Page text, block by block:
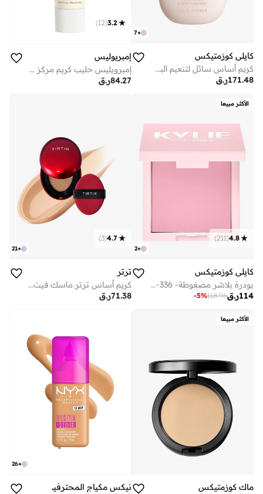
+
7
كايلي كوزمتيكس
كريم أساس سائل لتنعيم البشرة بتركيبة إكسير - 4 دبليو، 30مل
ر.ق171.48
3.2
(
12
)
إمبريوليس
إمبرويليس حليب كريم مركز 30 مل – مرطب مغذي متعدد الاستخدامات 6 في 1 للوجه والجسم
ر.ق84.27
الأكثر مبيعا
+
2
4.8
(
211
)
كايلي كوزمتيكس
بودرة بلاشر مضغوطة- 336- ونتر كيسد
ر.ق114
118.96
-5%
+
21
4.7
(
3
)
ترتر
كريم أساس ترتر ماسك فيت ريد كوشن - موكا 25 ان - 4.5 جرام
ر.ق71.38
الأكثر مبيعا
ماك كوزمتيكس
+
26
نيكس مكياج المحترفين